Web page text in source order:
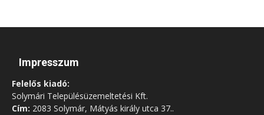
Impresszum
Felelős kiadó:
Solymári Településüzemeltetési Kft.
Cím: 2083 Solymár, Mátyás király utca 37..